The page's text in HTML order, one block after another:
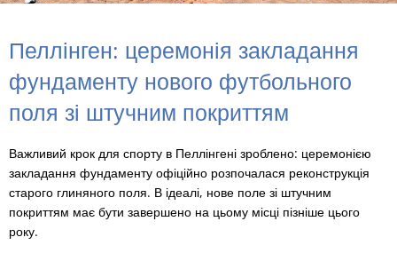
Пеллінген: церемонія закладання
фундаменту нового футбольного
поля зі штучним покриттям
Важливий крок для спорту в Пеллінгені зроблено: церемонією
закладання фундаменту офіційно розпочалася реконструкція
старого глиняного поля. В ідеалі, нове поле зі штучним
покриттям має бути завершено на цьому місці пізніше цього
року.